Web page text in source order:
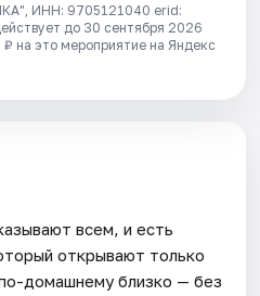
ИНН: 9705121040 erid:
до 30 сентября 2026
на это мероприятие на Яндекс
всем, и есть
открывают только
домашнему близко — без